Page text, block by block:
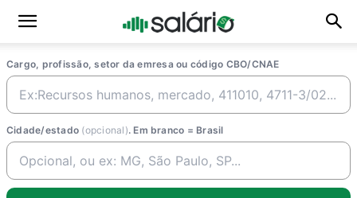
Cargo, profissão, setor da emresa ou código CBO/CNAE
Cidade/estado (opcional). Em branco = Brasil